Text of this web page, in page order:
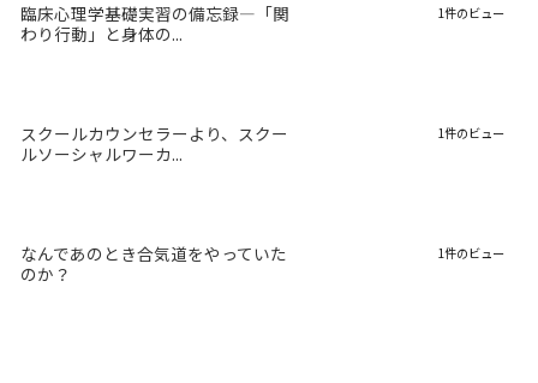
臨床心理学基礎実習の備忘録―「関
わり行動」と身体の...
1件のビュー
スクールカウンセラーより、スクー
ルソーシャルワーカ...
1件のビュー
なんであのとき合気道をやっていた
のか？
1件のビュー